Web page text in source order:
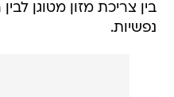
בין צריכת מזון מטוגן
נפשיות.